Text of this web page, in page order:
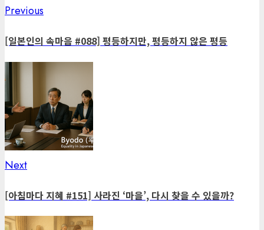
Post
navigation
Previous
[일본인의 속마음 #088] 평등하지만, 평등하지 않은 평등
NextNext
[아침마다 지혜 #151] 사라진 ‘마을’, 다시 찾을 수 있을까?